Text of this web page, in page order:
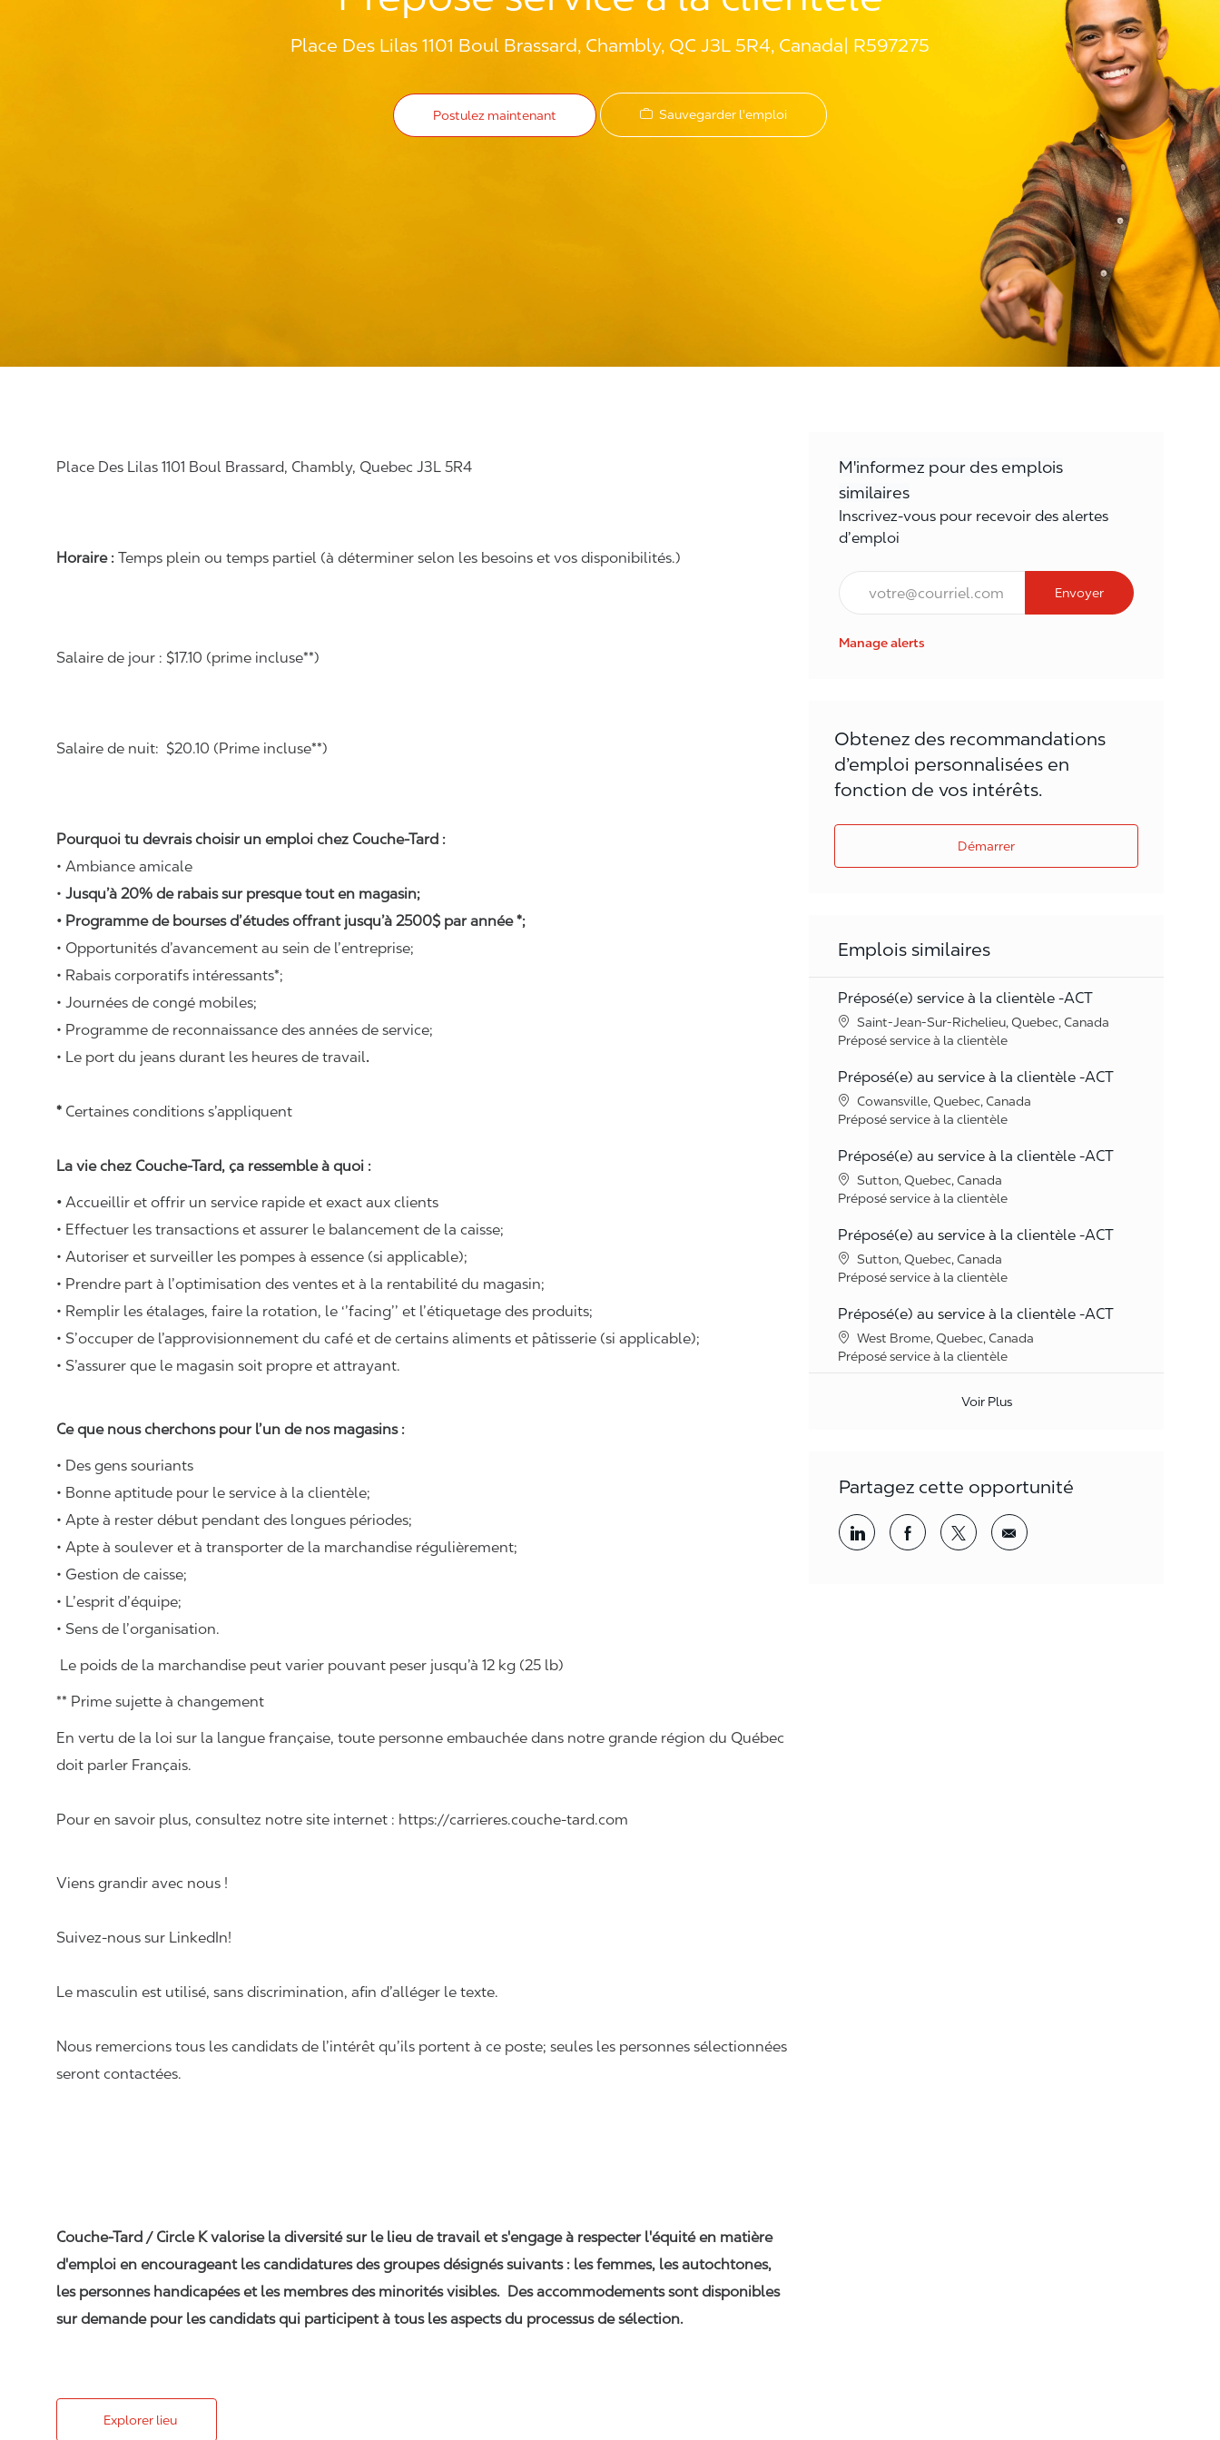
Place Des Lilas 1101 Boul Brassard, Chambly, QC J3L 5R4, Canada R597275
Postulez maintenant Sauvegarder l'emploi
Place Des Lilas 1101 Boul Brassard, Chambly, Quebec J3L 5R4
Horaire : Temps plein ou temps partiel (à déterminer selon les besoins et vos disponibilités.)
Salaire de jour : $17.10 (prime incluse**)
Salaire de nuit: $20.10 (Prime incluse**)
Pourquoi tu devrais choisir un emploi chez Couche-Tard :
• Ambiance amicale
• Jusqu’à 20% de rabais sur presque tout en magasin;
• Programme de bourses d’études offrant jusqu’à 2500$ par année *;
• Opportunités d’avancement au sein de l’entreprise;
• Rabais corporatifs intéressants*;
• Journées de congé mobiles;
• Programme de reconnaissance des années de service;
• Le port du jeans durant les heures de travail.
* Certaines conditions s’appliquent
La vie chez Couche-Tard, ça ressemble à quoi :
• Accueillir et offrir un service rapide et exact aux clients
• Effectuer les transactions et assurer le balancement de la caisse;
• Autoriser et surveiller les pompes à essence (si applicable);
• Prendre part à l’optimisation des ventes et à la rentabilité du magasin;
• Remplir les étalages, faire la rotation, le ‘’facing’’ et l’étiquetage des produits;
• S’occuper de l’approvisionnement du café et de certains aliments et pâtisserie (si applicable);
• S’assurer que le magasin soit propre et attrayant.
Ce que nous cherchons pour l’un de nos magasins :
• Des gens souriants
• Bonne aptitude pour le service à la clientèle;
• Apte à rester début pendant des longues périodes;
• Apte à soulever et à transporter de la marchandise régulièrement;
• Gestion de caisse;
• L’esprit d’équipe;
• Sens de l’organisation.
Le poids de la marchandise peut varier pouvant peser jusqu’à 12 kg (25 lb)
** Prime sujette à changement
En vertu de la loi sur la langue française, toute personne embauchée dans notre grande région du Québec
doit parler Français.
Pour en savoir plus, consultez notre site internet : https://carrieres.couche-tard.com
Viens grandir avec nous !
Suivez-nous sur LinkedIn!
Le masculin est utilisé, sans discrimination, afin d’alléger le texte.
Nous remercions tous les candidats de l’intérêt qu’ils portent à ce poste; seules les personnes sélectionnées
seront contactées.
Couche-Tard / Circle K valorise la diversité sur le lieu de travail et s'engage à respecter l'équité en matière
d'emploi en encourageant les candidatures des groupes désignés suivants : les femmes, les autochtones,
les personnes handicapées et les membres des minorités visibles. Des accommodements sont disponibles
sur demande pour les candidats qui participent à tous les aspects du processus de sélection.
Explorer lieu
M'informez pour des emplois
similaires
Inscrivez-vous pour recevoir des alertes
d’emploi
Courriel*
Envoyer
Manage alerts
Obtenez des recommandations
d’emploi personnalisées en
fonction de vos intérêts.
Démarrer
Emplois similaires
Préposé(e) service à la clientèle -ACT
LieuSaint-Jean-Sur-Richelieu, Quebec, Canada
Catégorie
Préposé service à la clientèle
Préposé(e) au service à la clientèle -ACT
LieuCowansville, Quebec, Canada
Catégorie
Préposé service à la clientèle
Préposé(e) au service à la clientèle -ACT
LieuSutton, Quebec, Canada
Catégorie
Préposé service à la clientèle
Préposé(e) au service à la clientèle -ACT
LieuSutton, Quebec, Canada
Catégorie
Préposé service à la clientèle
Préposé(e) au service à la clientèle -ACT
LieuWest Brome, Quebec, Canada
Catégorie
Préposé service à la clientèle
Voir Plus
Partagez cette opportunité
Partager par LinkedIn
Partager par Facebook
<span style='background-color:
<span style='background-